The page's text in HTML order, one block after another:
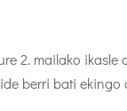
2. mailako ikasle
berri bati